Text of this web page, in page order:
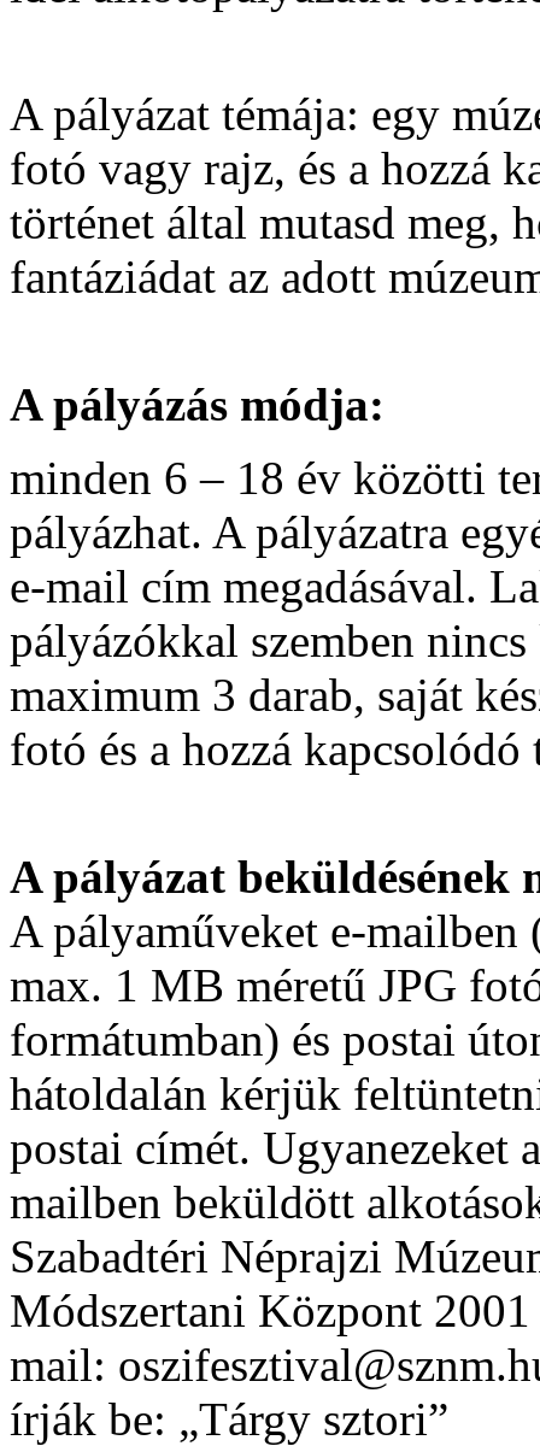
A pályázat témája: egy
fotó vagy rajz, és a hozzá
történet által mutasd meg,
fantáziádat az adott
A pályázás módja:
minden 6 – 18 év közötti
pályázhat. A pályázatra
e-mail cím megadásával.
pályázókkal szemben
maximum 3 darab, saját
fotó és a hozzá kapcsolódó
A pályázat beküldésének
A pályaműveket e-
max. 1 MB méretű JPG
formátumban) és postai
hátoldalán kérjük
postai címét. Ugyanezeket
mailben beküldött
Szabadtéri Néprajzi
Módszertani Központ 2001
mail:
írják be: „Tárgy sztori”